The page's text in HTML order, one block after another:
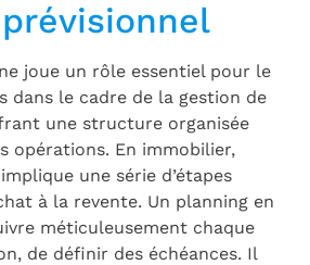
joue un rôle essentiel pour le
dans le cadre de la gestion de
une structure organisée
opérations. En immobilier,
une série d’étapes
à la revente. Un planning en
méticuleusement chaque
de définir des échéances. Il